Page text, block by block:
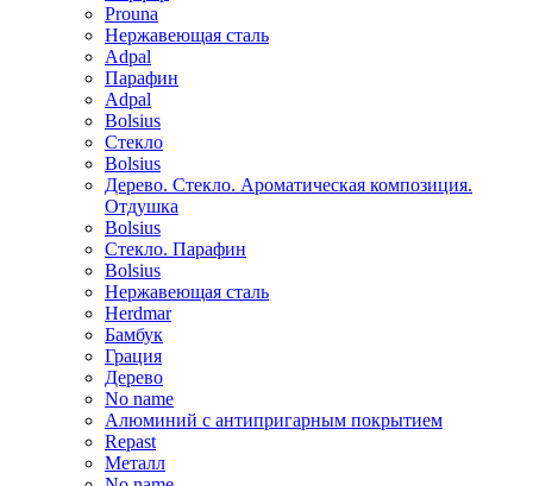
Prouna
Нержавеющая сталь
Adpal
Парафин
Adpal
Bolsius
Стекло
Bolsius
Дерево. Стекло. Ароматическая композиция.
Отдушка
Bolsius
Стекло. Парафин
Bolsius
Нержавеющая сталь
Herdmar
Бамбук
Грация
Дерево
No name
Алюминий с антипригарным покрытием
Repast
Металл